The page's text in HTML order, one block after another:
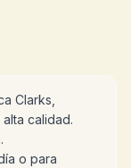
Clarks,
calidad.
o para